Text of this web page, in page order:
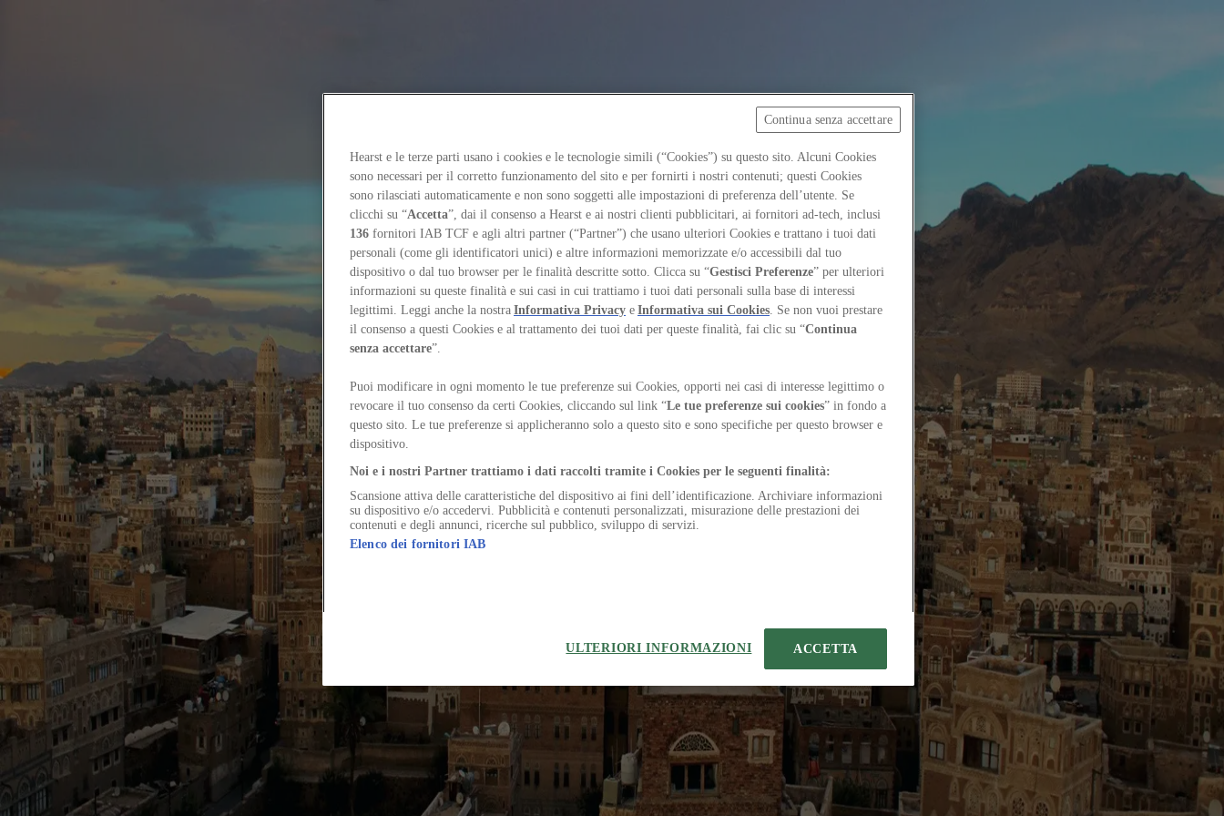
#yemen
#yemen
Reviews
“Le mura di Sana’a”: un film per difendere la cittàGiovanni Santarelli
Nel 1971 Pier Paolo Pasolini filma Sana’a e ne denuncia la distruzione. Un gesto politico che parla anche al presente del patrimonio in pericolo
The Global Architecture Platforfm
Terms of UsePrivacy notice Hearst.itAbbonationline.it
Direttore Responsabile – Alessandro Valenti
©2025 HEARST MAGAZINES ITALIA SPA P. IVA 12212110154 | VIA ROBERTO BRACCO, 6, 20159, MILANO - ITALY
Registro imprese di Milano e Cod. Fisc. 0759 2830 157 - Part.Iva 1221 2110 154 - REA di Milano 116 978 6
Hearst e le terze parti usano i cookies e le tecnologie simili (“Cookies”) su questo sito. Alcuni Cookies
sono necessari per il corretto funzionamento del sito e per fornirti i nostri contenuti; questi Cookies
sono rilasciati automaticamente e non sono soggetti alle impostazioni di preferenza dell’utente. Se
clicchi su “Accetta”, dai il consenso a Hearst e ai nostri clienti pubblicitari, ai fornitori ad-tech, inclusi
136 fornitori IAB TCF e agli altri partner (“Partner”) che usano ulteriori Cookies e trattano i tuoi dati
personali (come gli identificatori unici) e altre informazioni memorizzate e/o accessibili dal tuo
dispositivo o dal tuo browser per le finalità descritte sotto. Clicca su “Gestisci Preferenze” per ulteriori
informazioni su queste finalità e sui casi in cui trattiamo i tuoi dati personali sulla base di interessi
legittimi. Leggi anche la nostraInformativa Privacy eInformativa sui Cookies. Se non vuoi prestare
il consenso a questi Cookies e al trattamento dei tuoi dati per queste finalità, fai clic su “Continua
senza accettare”.
Puoi modificare in ogni momento le tue preferenze sui Cookies, opporti nei casi di interesse legittimo o
revocare il tuo consenso da certi Cookies, cliccando sul link “Le tue preferenze sui cookies” in fondo a
questo sito. Le tue preferenze si applicheranno solo a questo sito e sono specifiche per questo browser e
dispositivo.
Noi e i nostri Partner trattiamo i dati raccolti tramite i Cookies per le seguenti finalità:
Scansione attiva delle caratteristiche del dispositivo ai fini dell’identificazione. Archiviare informazioni
su dispositivo e/o accedervi. Pubblicità e contenuti personalizzati, misurazione delle prestazioni dei
contenuti e degli annunci, ricerche sul pubblico, sviluppo di servizi.
Elenco dei fornitori IAB
ULTERIORI INFORMAZIONI ACCETTA
Continua senza accettare